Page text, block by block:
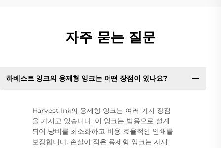
자주 묻는 질문
하베스트 잉크의 용제형 잉크는 어떤 장점이 있나요?
Harvest Ink의 용제형 잉크는 여러 가지 장점
을 가지고 있습니다. 이 잉크는 범용으로 설계
되어 낭비를 최소화하고 비용 효율적인 인쇄를
보장합니다. 손실이 적은 용제형 잉크는 자재